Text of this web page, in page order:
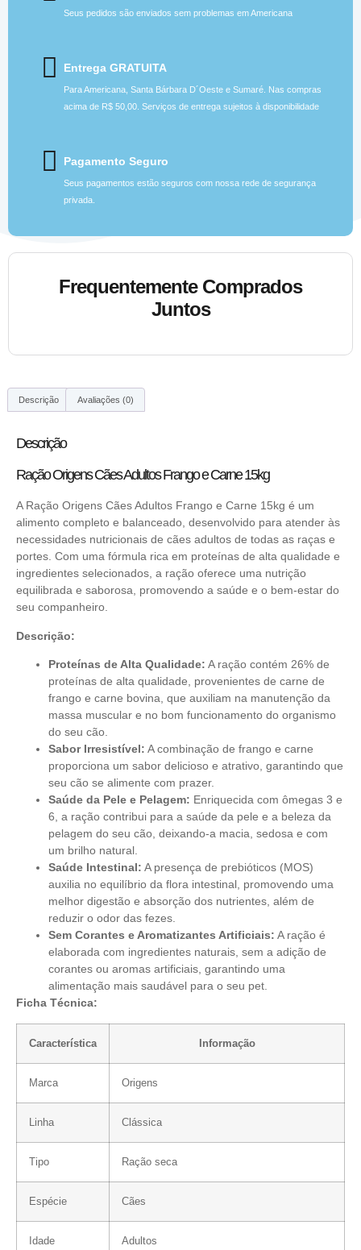
Seus pedidos são enviados sem problemas em Americana
Entrega GRATUITA
Para Americana, Santa Bárbara D´Oeste e Sumaré. Nas compras
acima de R$ 50,00. Serviços de entrega sujeitos à disponibilidade
Pagamento Seguro
Seus pagamentos estão seguros com nossa rede de segurança
privada.
Frequentemente Comprados
Juntos
Descrição Avaliações (0)
Descrição
Ração Origens Cães Adultos Frango e Carne 15kg
A Ração Origens Cães Adultos Frango e Carne 15kg é um
alimento completo e balanceado, desenvolvido para atender às
necessidades nutricionais de cães adultos de todas as raças e
portes. Com uma fórmula rica em proteínas de alta qualidade e
ingredientes selecionados, a ração oferece uma nutrição
equilibrada e saborosa, promovendo a saúde e o bem-estar do
seu companheiro.
Descrição:
Proteínas de Alta Qualidade: A ração contém 26% de
proteínas de alta qualidade, provenientes de carne de
frango e carne bovina, que auxiliam na manutenção da
massa muscular e no bom funcionamento do organismo
do seu cão.
Sabor Irresistível: A combinação de frango e carne
proporciona um sabor delicioso e atrativo, garantindo que
seu cão se alimente com prazer.
Saúde da Pele e Pelagem: Enriquecida com ômegas 3 e
6, a ração contribui para a saúde da pele e a beleza da
pelagem do seu cão, deixando-a macia, sedosa e com
um brilho natural.
Saúde Intestinal: A presença de prebióticos (MOS)
auxilia no equilíbrio da flora intestinal, promovendo uma
melhor digestão e absorção dos nutrientes, além de
reduzir o odor das fezes.
Sem Corantes e Aromatizantes Artificiais: A ração é
elaborada com ingredientes naturais, sem a adição de
corantes ou aromas artificiais, garantindo uma
alimentação mais saudável para o seu pet.
Ficha Técnica:
Característica Informação
Marca Origens
Linha Clássica
Tipo Ração seca
Espécie Cães
Idade Adultos